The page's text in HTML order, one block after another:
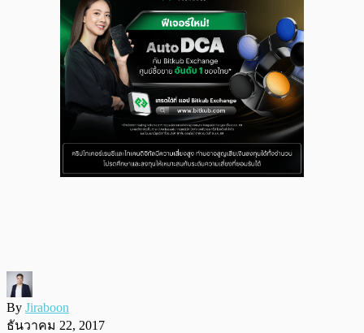
By Jiraboon
ธันวาคม 22, 2017